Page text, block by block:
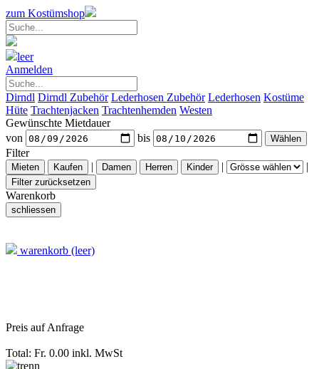
zum Kostümshop
leer
Anmelden
Dirndl Dirndl Zubehör Lederhosen Zubehör Lederhosen Kostüme
Hüte Trachtenjacken Trachtenhemden Westen
Gewünschte Mietdauer
von
bis
Filter
|
| |
Warenkorb
warenkorb (leer)
Preis auf Anfrage
Total: Fr. 0.00 inkl. MwSt